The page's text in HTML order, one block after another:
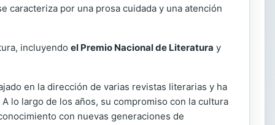
caracteriza por una prosa cuidada y una atención
incluyendo el Premio Nacional de Literatura y
en la dirección de varias revistas literarias y ha
lo largo de los años, su compromiso con la cultura
con nuevas generaciones de